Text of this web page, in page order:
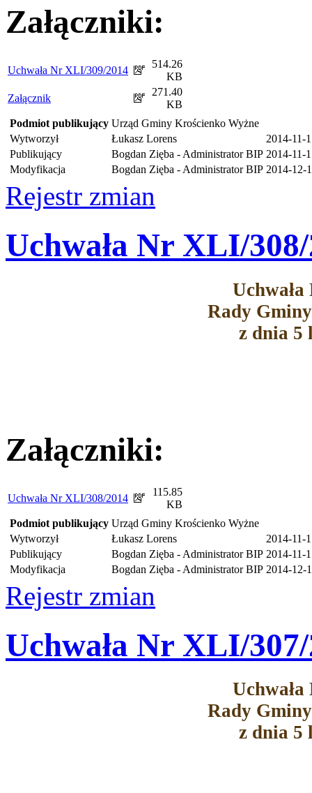
Załączniki:
Uchwała Nr XLI/309/2014
514.26
KB
Załącznik
271.40
KB
Podmiot publikujący Urząd Gminy Krościenko Wyżne
Wytworzył
Łukasz Lorens
2014-11-
Publikujący
Bogdan Zięba - Administrator BIP 2014-11-
Modyfikacja
Bogdan Zięba - Administrator BIP 2014-12-
Rejestr zmian
Uchwała Nr XLI/
Rady
z dnia 5
Załączniki:
Uchwała Nr XLI/308/2014
115.85
KB
Podmiot publikujący Urząd Gminy Krościenko Wyżne
Wytworzył
Łukasz Lorens
2014-11-
Publikujący
Bogdan Zięba - Administrator BIP 2014-11-
Modyfikacja
Bogdan Zięba - Administrator BIP 2014-12-
Rejestr zmian
Uchwała Nr XLI/
Rady
z dnia 5